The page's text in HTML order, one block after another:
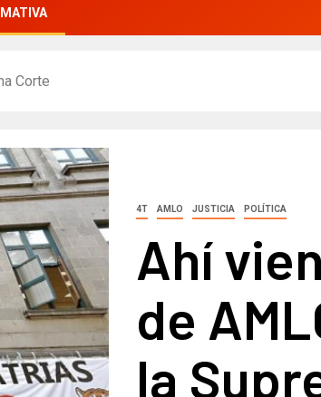
Corte
4T AMLO JUSTICIA POLÍTICA
Ahí
de
la